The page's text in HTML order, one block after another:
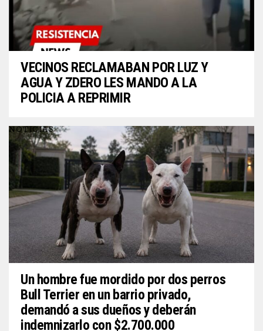
VECINOS RECLAMABAN POR LUZ Y
AGUA Y ZDERO LES MANDO A LA
POLICIA A REPRIMIR
NOTICIAS
Un hombre fue mordido por dos perros
Bull Terrier en un barrio privado,
demandó a sus dueños y deberán
indemnizarlo con $2.700.000